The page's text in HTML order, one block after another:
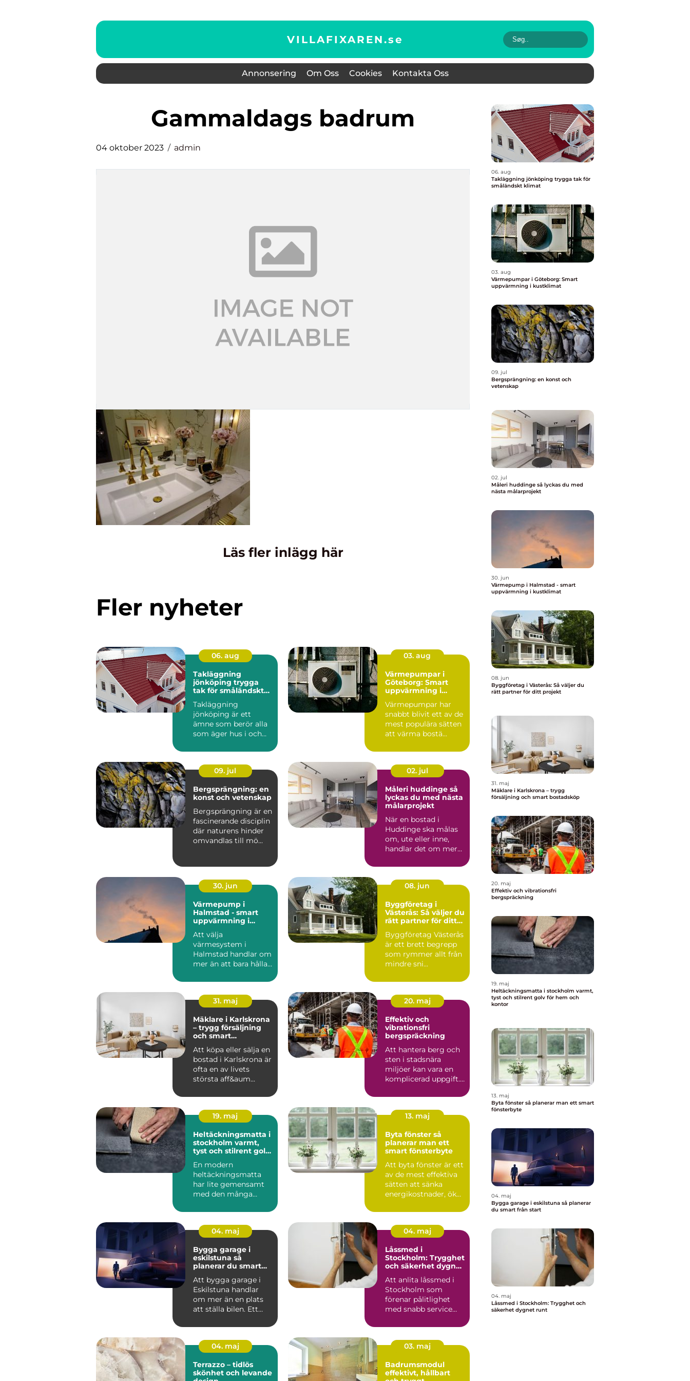
VILLAFIXAREN.se
Annonsering Om Oss Cookies Kontakta Oss
gammaldags badrum
04 oktober 2023 admin
Läs fler inlägg här
Fler nyheter
06. aug
Takläggning
jönköping trygga
tak för småländskt
Takläggning
jönköping är ett
ämne som berör alla
som äger hus i och
villor i...
03. aug
Värmepumpar i
Göteborg: Smart
uppvärmning i
Värmepumpar har
snabbt blivit ett av de
mest populära sätten
att värma bostä...
09. jul
Bergsprängning: en
konst och vetenskap
Bergsprängning är en
fascinerande disciplin
där naturens hinder
omvandlas till mö...
02. jul
Måleri huddinge så
lyckas du med nästa
målarprojekt
När en bostad i
Huddinge ska målas
om, ute eller inne,
handlar det om mer
professi...
30. jun
Värmepump i
Halmstad - smart
uppvärmning i
Att välja
värmesystem i
Halmstad handlar om
mer än att bara hålla
08. jun
Byggföretag i
Västerås: Så väljer du
rätt partner för ditt
Byggföretag Västerås
är ett brett begrepp
som rymmer allt från
mindre sni...
31. maj
Mäklare i Karlskrona
– trygg försäljning
och smart
Att köpa eller sälja en
bostad i Karlskrona är
ofta en av livets
största aff&aum...
20. maj
Effektiv och
vibrationsfri
bergspräckning
Att hantera berg och
sten i stadsnära
miljöer kan vara en
komplicerad uppgift.
19. maj
Heltäckningsmatta i
stockholm varmt,
tyst och stilrent golv
En modern
heltäckningsmatta
har lite gemensamt
med den många
80-talet. Dagens
mat...
13. maj
Byta fönster så
planerar man ett
smart fönsterbyte
Att byta fönster är ett
av de mest effektiva
sätten att sänka
energikostnader, öka
o...
04. maj
Bygga garage i
eskilstuna så
planerar du smart
Att bygga garage i
Eskilstuna handlar
om mer än en plats
att ställa bilen. Ett
ger...
04. maj
Låssmed i
Stockholm: Trygghet
och säkerhet dygnet
Att anlita låssmed i
Stockholm som
förenar pålitlighet
med snabb service
04. maj
Terrazzo – tidlös
skönhet och levande
03. maj
Badrumsmodul
effektivt, hållbart
06. aug
Takläggning jönköping trygga tak för
småländskt klimat
03. aug
Värmepumpar i Göteborg: Smart
uppvärmning i kustklimat
09. jul
Bergsprängning: en konst och
vetenskap
02. jul
Måleri huddinge så lyckas du med
nästa målarprojekt
30. jun
Värmepump i Halmstad - smart
uppvärmning i kustklimat
08. jun
Byggföretag i Västerås: Så väljer du
rätt partner för ditt projekt
31. maj
Mäklare i Karlskrona – trygg
försäljning och smart bostadsköp
20. maj
Effektiv och vibrationsfri
bergspräckning
19. maj
Heltäckningsmatta i stockholm varmt,
tyst och stilrent golv för hem och
kontor
13. maj
Byta fönster så planerar man ett smart
fönsterbyte
04. maj
Bygga garage i eskilstuna så planerar
du smart från start
04. maj
Låssmed i Stockholm: Trygghet och
säkerhet dygnet runt